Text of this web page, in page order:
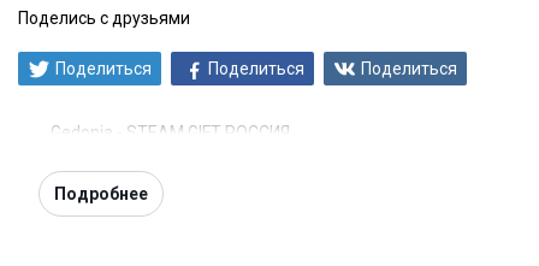
Поделись с друзьями
Поделиться Поделиться Поделиться
Gedonia - STEAM GIFT РОССИЯ
Подробнее